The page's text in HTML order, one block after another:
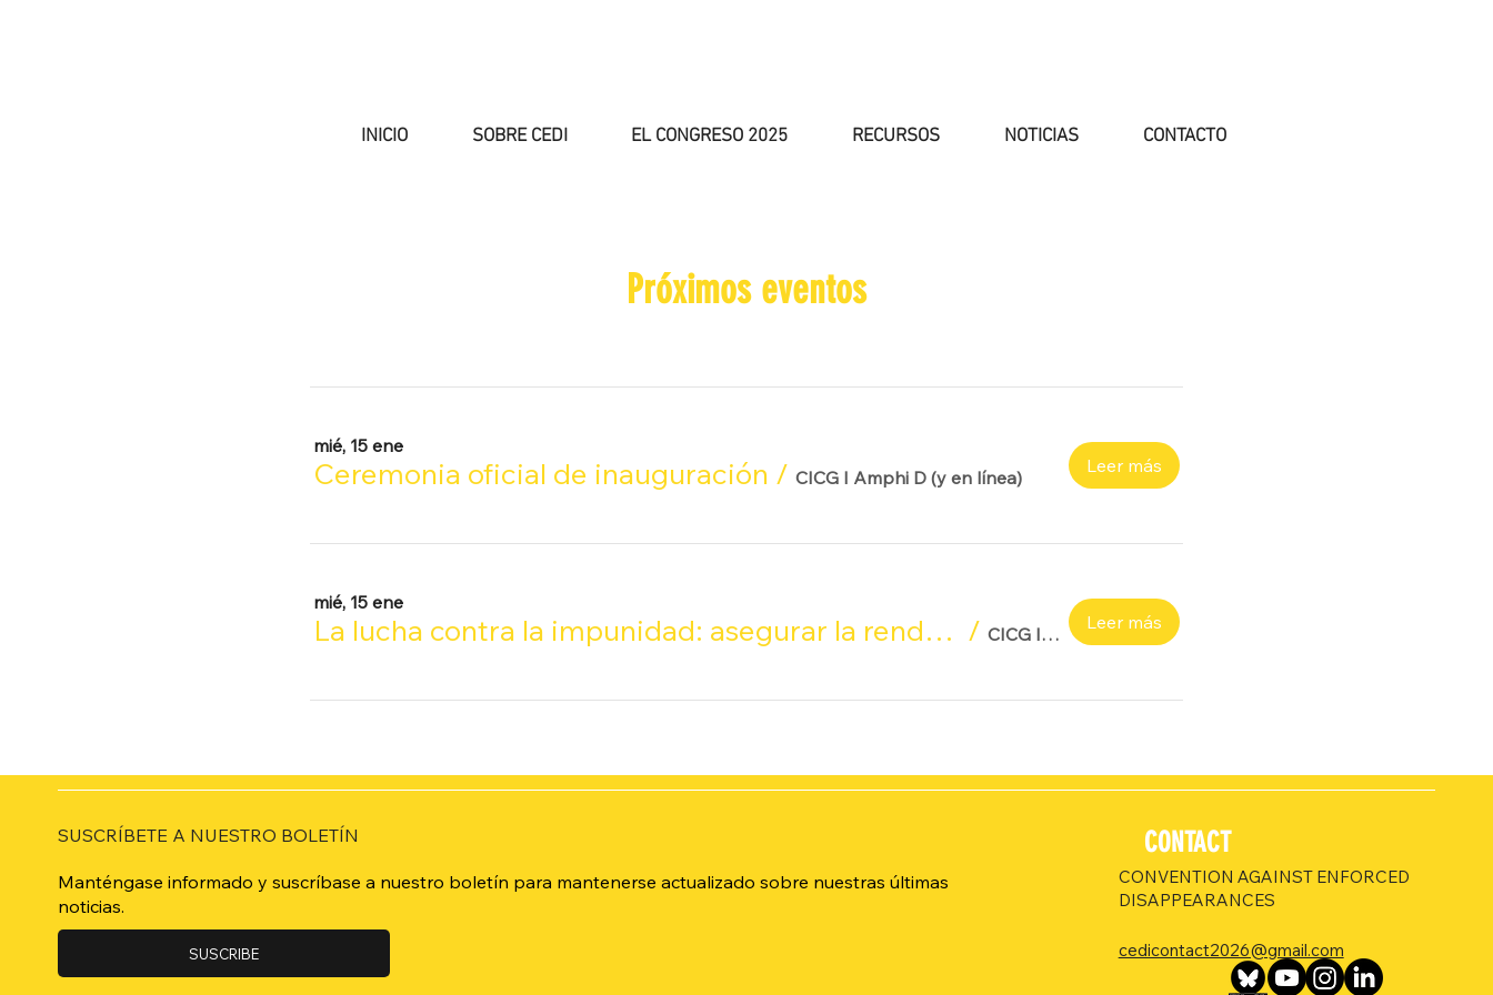
INICIO SOBRE CEDI EL CONGRESO 2025 RECURSOS NOTICIAS CONTACTO
Próximos eventos
mié, 15 ene
Ceremonia oficial de inauguración / CICG I Amphi D (y en línea)
Leer más
mié, 15 ene
La lucha contra la impunidad: asegurar la rendición de cuentas a nivel internacional de autores de desapariciones forzadas / CICG I Amphi D (y en línea)
Leer más
SUSCRÍBETE A NUESTRO BOLETÍN
Manténgase informado y suscríbase a nuestro boletín para mantenerse actualizado sobre nuestras últimas
noticias.
SUSCRIBE
CONTACT
CONVENTION AGAINST ENFORCED
DISAPPEARANCES
cedicontact2026@gmail.com